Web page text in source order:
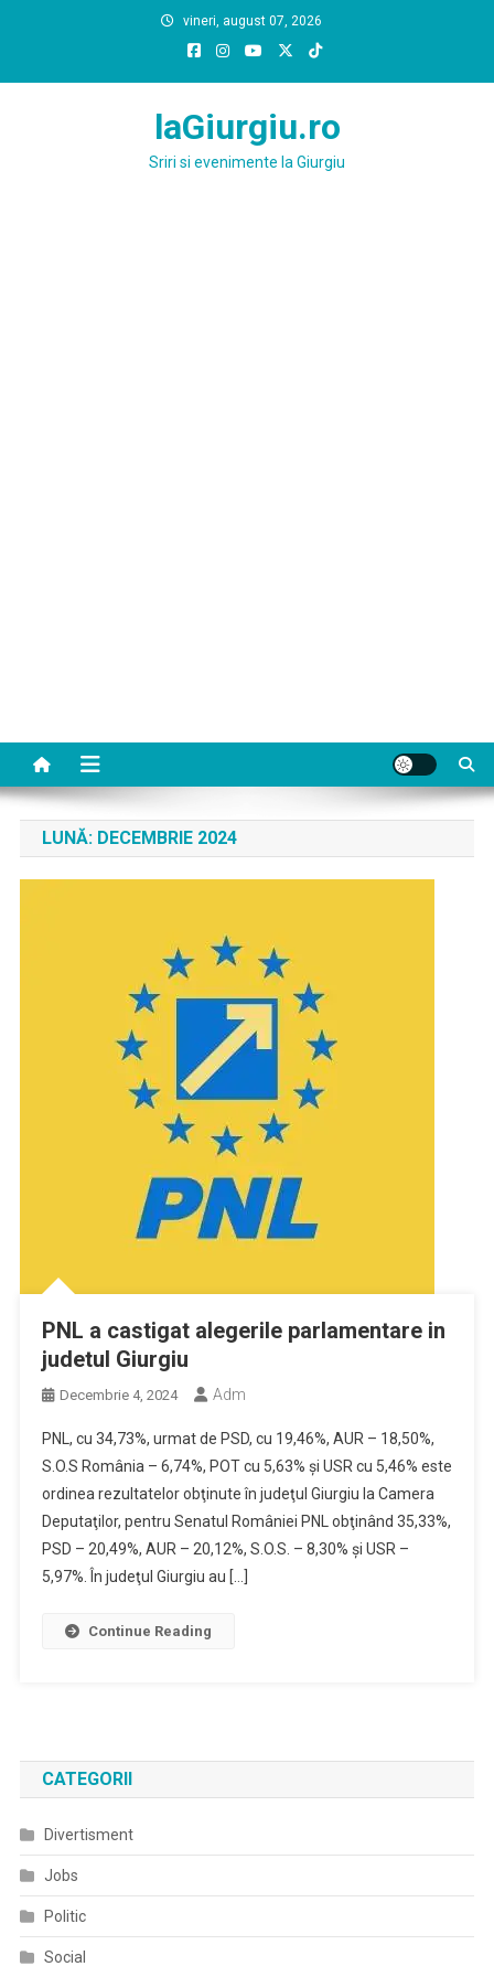
vineri, august 07, 2026
laGiurgiu.ro
Sriri si evenimente la Giurgiu
LUNĂ: DECEMBRIE 2024
PNL a castigat alegerile parlamentare in
judetul Giurgiu
Decembrie 4, 2024 Adm
PNL, cu 34,73%, urmat de PSD, cu 19,46%, AUR – 18,50%,
S.O.S România – 6,74%, POT cu 5,63% şi USR cu 5,46% este
ordinea rezultatelor obţinute în judeţul Giurgiu la Camera
Deputaţilor, pentru Senatul României PNL obţinând 35,33%,
PSD – 20,49%, AUR – 20,12%, S.O.S. – 8,30% şi USR –
5,97%. În judeţul Giurgiu au […]
Continue Reading
CATEGORII
Divertisment
Jobs
Politic
Social